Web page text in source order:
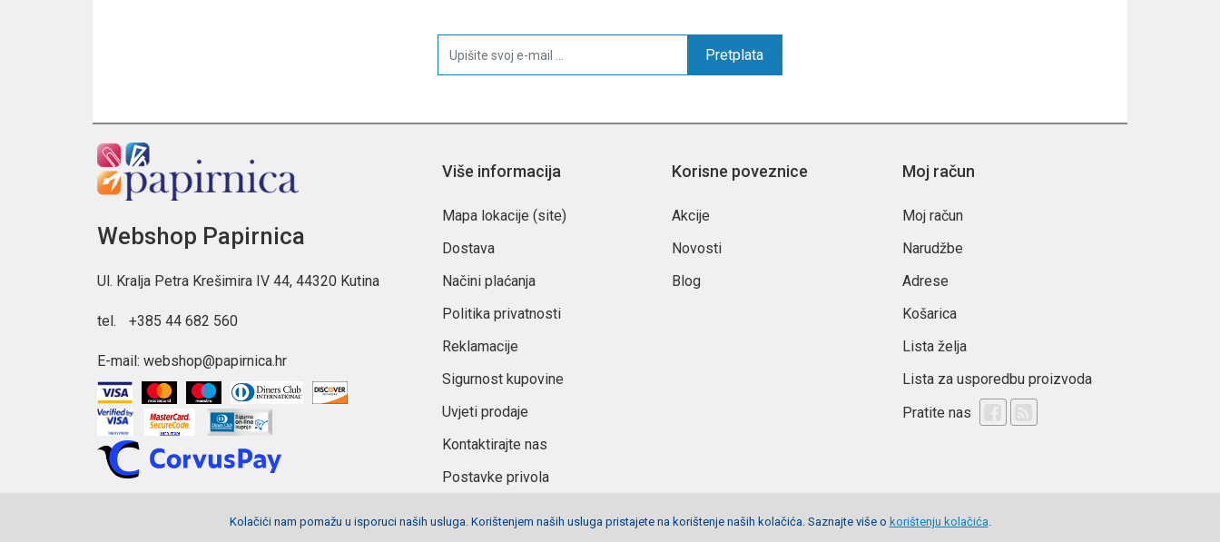
Pretplata
Webshop Papirnica
Ul. Kralja Petra Krešimira IV 44, 44320 Kutina
tel. +385 44 682 560
E-mail: webshop@papirnica.hr
Više informacija
Mapa lokacije (site)
Dostava
Načini plaćanja
Politika privatnosti
Reklamacije
Sigurnost kupovine
Uvjeti prodaje
Kontaktirajte nas
Postavke privola
Korisne poveznice
Akcije
Novosti
Blog
Moj račun
Moj račun
Narudžbe
Adrese
Košarica
Lista želja
Lista za usporedbu proizvoda
Pratite nas
Kolačići nam pomažu u isporuci naših usluga. Korištenjem naših usluga pristajete na korištenje naših kolačića. Saznajte više o korištenju kolačića.